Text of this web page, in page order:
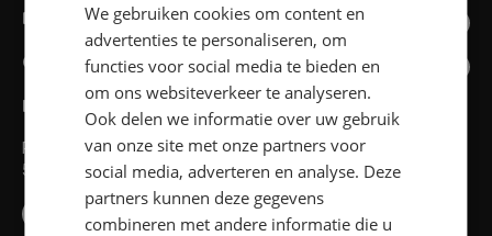
Feel Flex
Quick links
Hoofdkantoor
Pater van den Elsenlaan 37
5462 GG Veghel
088 74 70 200
We gebruiken cookies om content en
advertenties te personaliseren, om
functies voor social media te bieden en
om ons websiteverkeer te analyseren.
Ook delen we informatie over uw gebruik
van onze site met onze partners voor
social media, adverteren en analyse. Deze
partners kunnen deze gegevens
combineren met andere informatie die u